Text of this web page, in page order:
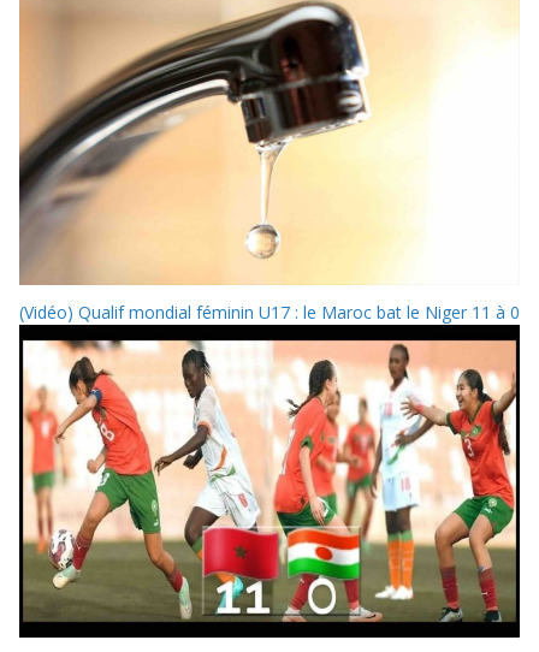
(Vidéo) Qualif mondial féminin U17 : le Maroc bat le Niger 11 à 0